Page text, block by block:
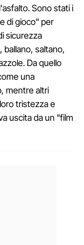
Sono stati i
di gioco" per
sicurezza
ballano, saltano,
Da quello
una
mentre altri
tristezza e
uscita da un "film